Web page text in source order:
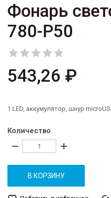
Фонарь
780-P50

543,26 ₽
1 LED, аккумулятор, шнур
Количество
remove add
В КОРЗИНУ